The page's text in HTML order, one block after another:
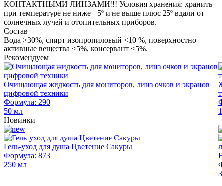
КОНТАКТНЫМИ ЛИНЗАМИ!!! Условия хранения: хранить
при температуре не ниже +5º и не выше плюс 25º вдали от
солнечных лучей и отопительных приборов.
Состав
Вода >30%, спирт изопропиловый <10 %, поверхностно
активные вещества <5%, консервант <5%.
Рекомендуем
Очищающая жидкость для мониторов, линз очков и экранов
цифровой техники
Формула: 290
50 мл
Новинки
Гель-уход для душа Цветение Сакуры
Формула: 873
250 мл